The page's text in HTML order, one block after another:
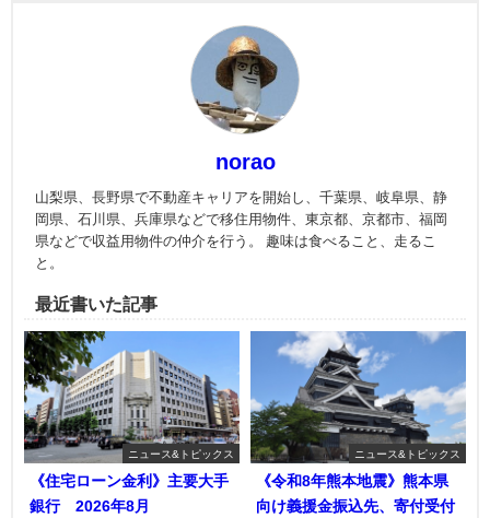
norao
山梨県、長野県で不動産キャリアを開始し、千葉県、岐阜県、静
岡県、石川県、兵庫県などで移住用物件、東京都、京都市、福岡
県などで収益用物件の仲介を行う。 趣味は食べること、走るこ
と。
最近書いた記事
ニュース&トピックス
《住宅ローン金利》主要大手
銀行 2026年8月
ニュース&トピックス
《令和8年熊本地震》熊本県
向け義援金振込先、寄付受付